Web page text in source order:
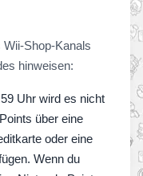
Shop-Kanals
hinweisen:
Uhr wird es nicht
über eine
oder eine
Wenn du